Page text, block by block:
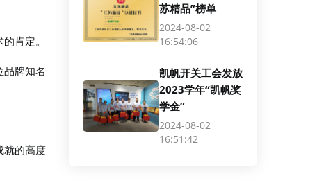
肯定。
品牌知名
就的高度
苏精品”榜单
2024-08-02
16:54:06
凯帆开关工会发放
2023学年“凯帆奖
学金”
2024-08-02
16:51:42